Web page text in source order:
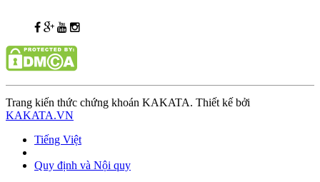
Trang kiến thức chứng khoán KAKATA. Thiết kế bởi
KAKATA.VN
Tiếng Việt
Quy định và Nội quy